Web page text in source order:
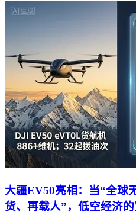
大疆EV50亮相：当“全球
货、再载人”，低空经济